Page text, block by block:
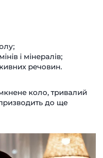
і мінералів;
речовин.
коло, тривалий
до ще